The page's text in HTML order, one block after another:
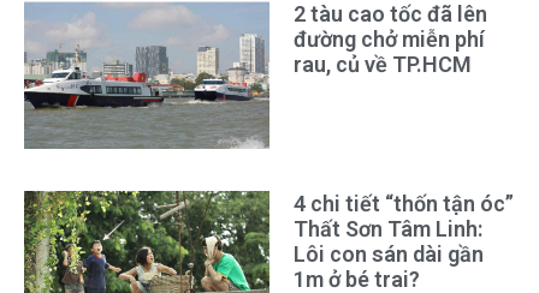
2 tàu cao tốc đã lên
đường chở miễn phí
rau, củ về TP.HCM
4 chi tiết “thốn tận óc”
Thất Sơn Tâm Linh:
Lôi con sán dài gần
1m ở bé trai?